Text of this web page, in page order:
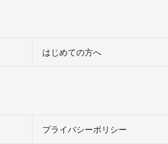
はじめての方へ
プライバシーポリシー